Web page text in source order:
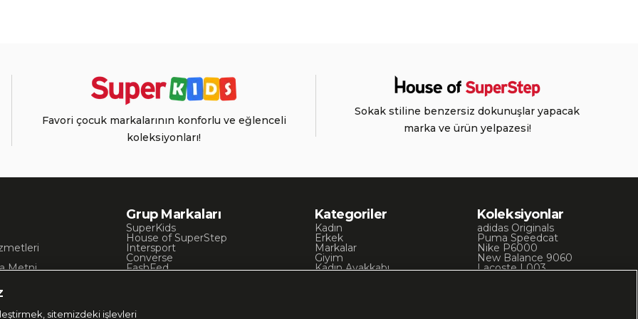
Favori çocuk markalarının konforlu ve eğlenceli
koleksiyonları!
Sokak stiline benzersiz dokunuşlar yapacak
marka ve ürün yelpazesi!
Metni
Grup Markaları
SuperKids
House of SuperStep
Intersport
Converse
FashFed
Occassion
Kategoriler
Kadın
Erkek
Markalar
Giyim
Kadın Ayakkabı
Koleksiyonlar
adidas Originals
Puma Speedcat
Nike P6000
New Balance 9060
Lacoste L003
sitemizdeki işlevleri